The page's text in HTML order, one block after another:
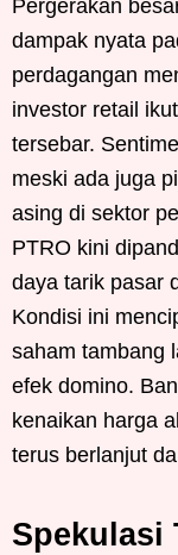
Pergerakan
dampak nyata
perdagangan
investor retail
tersebar.
meski ada juga
asing di sektor
PTRO kini
daya tarik pasar
Kondisi ini
saham tambang
efek domino.
kenaikan harga
terus berlanjut
Spekulasi